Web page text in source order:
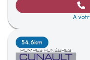
A
54.6km